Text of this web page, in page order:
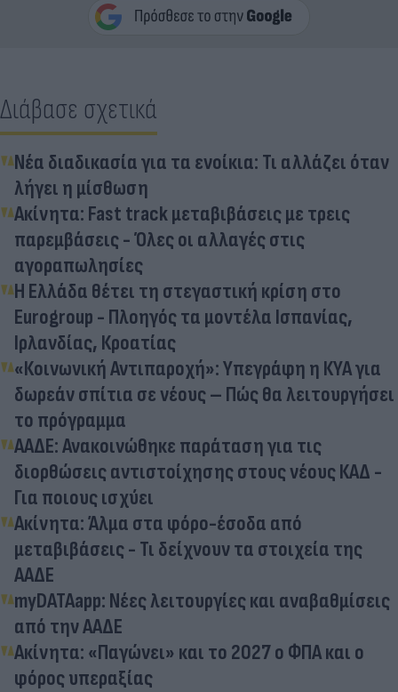
Διάβασε σχετικά
Νέα διαδικασία για τα ενοίκια: Τι αλλάζει όταν
λήγει η μίσθωση
Ακίνητα: Fast track μεταβιβάσεις με τρεις
παρεμβάσεις - Όλες οι αλλαγές στις
αγοραπωλησίες
Η Ελλάδα θέτει τη στεγαστική κρίση στο
Eurogroup - Πλοηγός τα μοντέλα Ισπανίας,
Ιρλανδίας, Κροατίας
«Κοινωνική Αντιπαροχή»: Υπεγράφη η ΚΥΑ για
δωρεάν σπίτια σε νέους – Πώς θα λειτουργήσει
το πρόγραμμα
ΑΑΔΕ: Ανακοινώθηκε παράταση για τις
διορθώσεις αντιστοίχησης στους νέους ΚΑΔ -
Για ποιους ισχύει
Ακίνητα: Άλμα στα φόρο-έσοδα από
μεταβιβάσεις - Τι δείχνουν τα στοιχεία της
ΑΑΔΕ
myDATAapp: Νέες λειτουργίες και αναβαθμίσεις
από την ΑΑΔΕ
Ακίνητα: «Παγώνει» και το 2027 ο ΦΠΑ και ο
φόρος υπεραξίας